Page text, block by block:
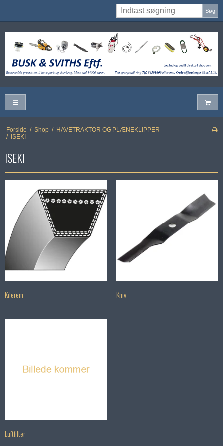
Søg
Forside / Shop / HAVETRAKTOR OG PLÆNEKLIPPER
/
ISEKI
ISEKI
Kilerem Kniv
Luftfilter